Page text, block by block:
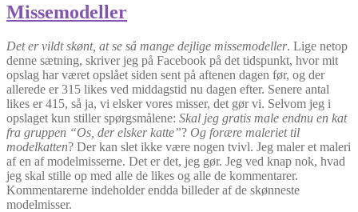
Missemodeller
Det er vildt skønt, at se så mange dejlige missemodeller. Lige netop
denne sætning, skriver jeg på Facebook på det tidspunkt, hvor mit
opslag har været opslået siden sent på aftenen dagen før, og der
allerede er 315 likes ved middagstid nu dagen efter. Senere antal
likes er 415, så ja, vi elsker vores misser, det gør vi. Selvom jeg i
opslaget kun stiller spørgsmålene: Skal jeg gratis male endnu en kat
fra gruppen “Os, der elsker katte”? Og forære maleriet til
modelkatten? Der kan slet ikke være nogen tvivl. Jeg maler et maleri
af en af modelmisserne. Det er det, jeg gør. Jeg ved knap nok, hvad
jeg skal stille op med alle de likes og alle de kommentarer.
Kommentarerne indeholder endda billeder af de skønneste
modelmisser.